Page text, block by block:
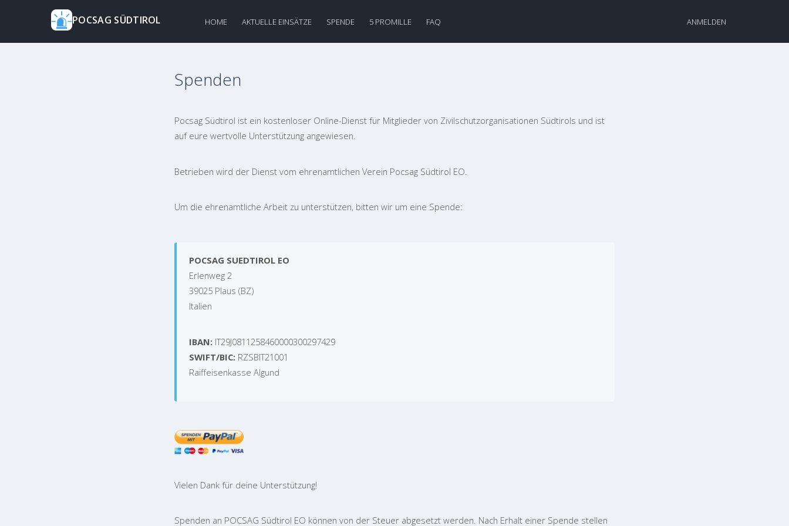
POCSAG SÜDTIROL HOME AKTUELLE EINSÄTZE SPENDE 5 PROMILLE FAQ ANMELDEN
Spenden
Pocsag Südtirol ist ein kostenloser Online-Dienst für Mitglieder von Zivilschutzorganisationen Südtirols und ist
auf eure wertvolle Unterstützung angewiesen.
Betrieben wird der Dienst vom ehrenamtlichen Verein Pocsag Südtirol EO.
Um die ehrenamtliche Arbeit zu unterstützen, bitten wir um eine Spende:
POCSAG SUEDTIROL EO
Erlenweg 2
39025 Plaus (BZ)
Italien
IBAN: IT29J0811258460000300297429
SWIFT/BIC: RZSBIT21001
Raiffeisenkasse Algund
Vielen Dank für deine Unterstützung!
Spenden an POCSAG Südtirol EO können von der Steuer abgesetzt werden. Nach Erhalt einer Spende stellen